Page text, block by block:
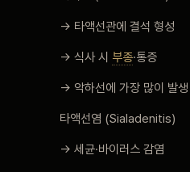
→ 타액선관에 결석 형성
→ 식사 시 부종·통증
→ 악하선에 가장 많이 발생
타액선염 (Sialadenitis)
→ 세균·바이러스 감염